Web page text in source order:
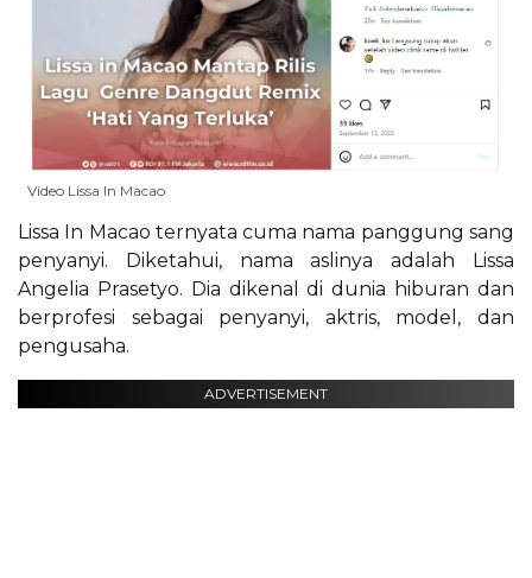
Video Lissa In Macao
Lissa In Macao ternyata cuma nama panggung sang
penyanyi. Diketahui, nama aslinya adalah Lissa
Angelia Prasetyo. Dia dikenal di dunia hiburan dan
berprofesi sebagai penyanyi, aktris, model, dan
pengusaha.
ADVERTISEMENT